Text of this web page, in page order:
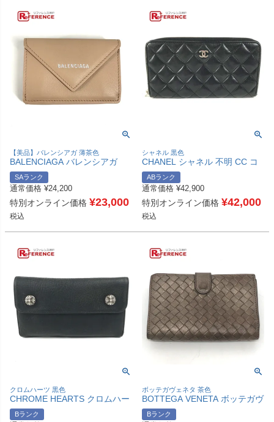
【美品】バレンシアガ 薄茶色
BALENCIAGA バレンシアガ
391446 ペーパーミニ ウォレッ
ト コンパクトウォレット 財布
3つ折り財布 レザー ユニセック
ス ベージュ 【中古】
SAランク
通常価格 ¥24,200
特別オンライン価格 ¥23,000
税込
シャネル 黒色
CHANEL シャネル 不明 CC コ
コマーク ロゴ マトラッセ キル
ティング ラウンドファスナー
ロングウォレット 長財布 レザ
ー ユニセックス ブラック 【中
古】
ABランク
通常価格 ¥42,900
特別オンライン価格 ¥42,000
税込
クロムハーツ 黒色
CHROME HEARTS クロムハー
ツ クロスボールボタン ウェー
ブウォレット 2つ折り ロングウ
Bランク
ボッテガヴェネタ 茶色
BOTTEGA VENETA ボッテガヴ
ェネタ イントレチャート ジッ
プアラウンド ウォレット 2つ折
Bランク